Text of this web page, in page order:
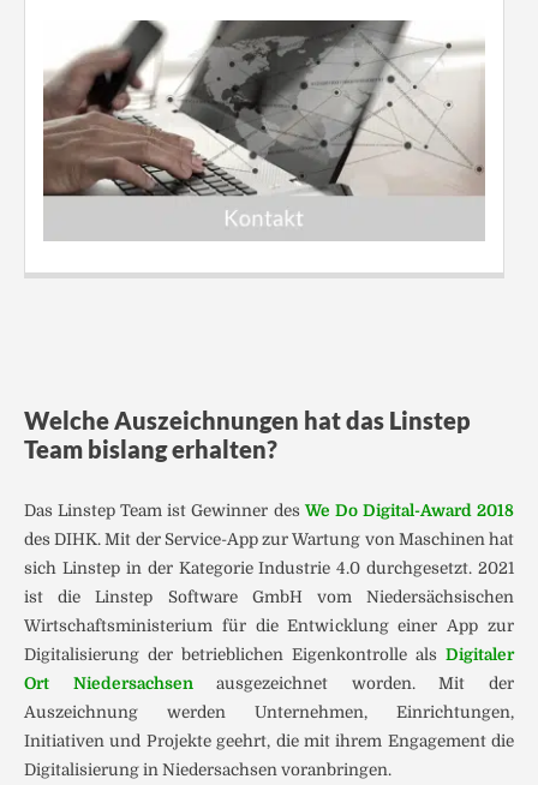
Welche Auszeichnungen hat das Linstep
Team bislang erhalten?
Das Linstep Team ist Gewinner desWe Do Digital-Award 2018
des DIHK. Mit der Service-App zur Wartung von Maschinen hat
sich Linstep in der Kategorie Industrie 4.0 durchgesetzt. 2021
ist die Linstep Software GmbH vom Niedersächsischen
Wirtschaftsministerium für die Entwicklung einer App zur
Digitalisierung der betrieblichen Eigenkontrolle als Digitaler
Ort Niedersachsen ausgezeichnet worden. Mit der
Auszeichnung werden Unternehmen, Einrichtungen,
Initiativen und Projekte geehrt, die mit ihrem Engagement die
Digitalisierung in Niedersachsen voranbringen.